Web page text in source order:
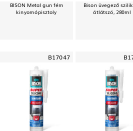
BISON Metal gun fém
kinyomópisztoly
Bison üvegező
átlátszó, 280ml
B17047